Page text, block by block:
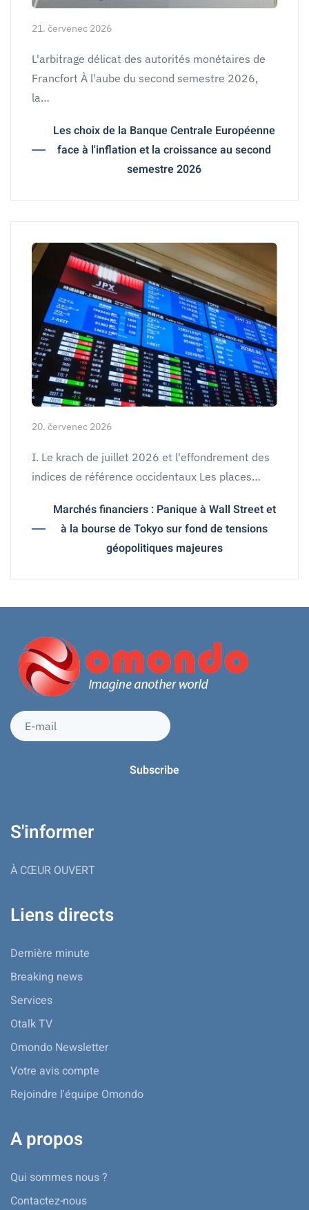
21. červenec 2026
L'arbitrage délicat des autorités monétaires de
Francfort À l'aube du second semestre 2026,
la…
Les choix de la Banque Centrale Européenne
face à l'inflation et la croissance au second
semestre 2026
20. červenec 2026
I. Le krach de juillet 2026 et l'effondrement des
indices de référence occidentaux Les places…
Marchés financiers : Panique à Wall Street et
à la bourse de Tokyo sur fond de tensions
géopolitiques majeures
S'informer
À CŒUR OUVERT
Liens directs
Dernière minute
Breaking news
Services
Otalk TV
Omondo Newsletter
Votre avis compte
Rejoindre l'équipe Omondo
A propos
Qui sommes nous ?
Contactez-nous